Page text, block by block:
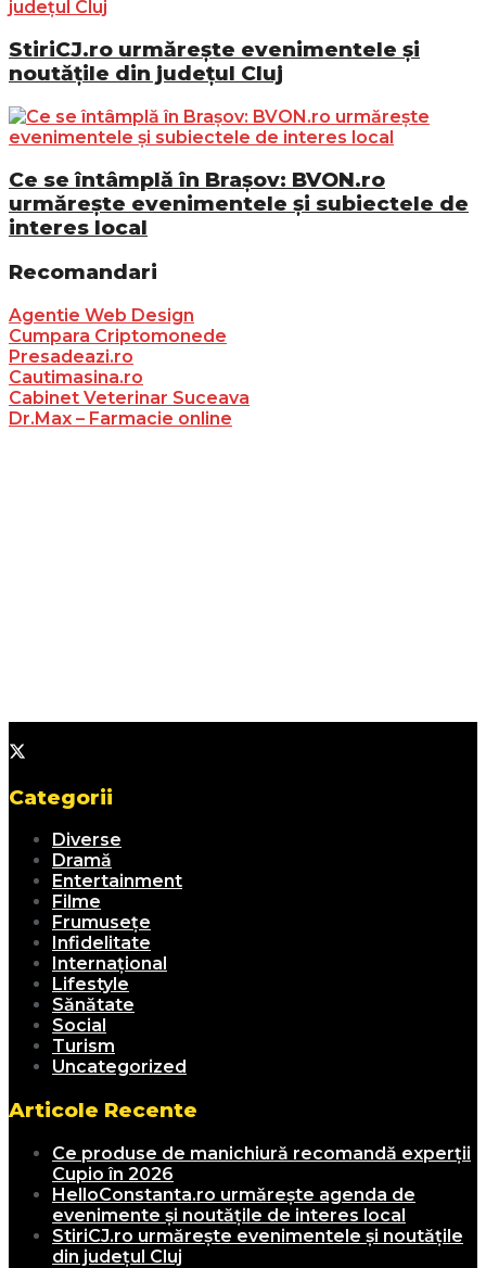
StiriCJ.ro urmărește evenimentele și
noutățile din județul Cluj
Ce se întâmplă în Brașov: BVON.ro
urmărește evenimentele și subiectele de
interes local
Recomandari
Agentie Web Design
Cumpara Criptomonede
Presadeazi.ro
Cautimasina.ro
Cabinet Veterinar Suceava
Dr.Max – Farmacie online
Categorii
Diverse
Dramă
Entertainment
Filme
Frumusețe
Infidelitate
Internațional
Lifestyle
Sănătate
Social
Turism
Uncategorized
Articole Recente
Ce produse de manichiură recomandă experții
Cupio în 2026
HelloConstanta.ro urmărește agenda de
evenimente și noutățile de interes local
StiriCJ.ro urmărește evenimentele și noutățile
din județul Cluj